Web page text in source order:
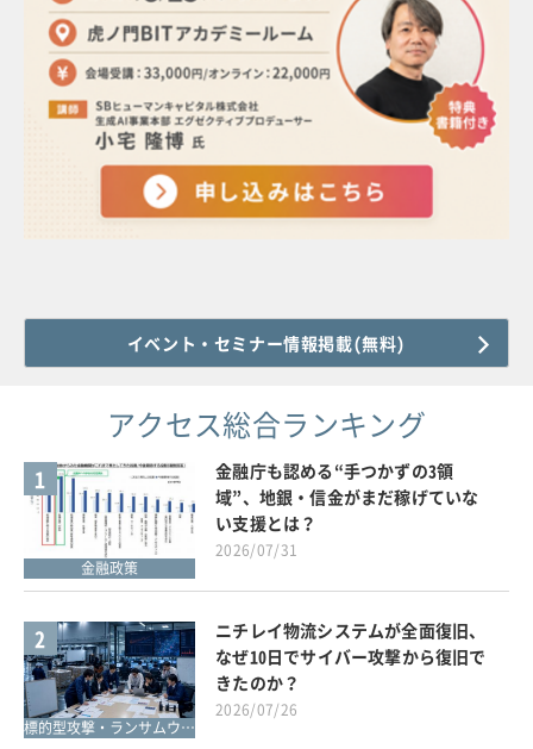
イベント・セミナー情報掲載(無料)
アクセス総合ランキング
1
金融政策
金融庁も認める“手つかずの3領
域”、地銀・信金がまだ稼げていな
い支援とは？
2026/07/31
2
標的型攻撃・ランサムウェア対策
ニチレイ物流システムが全面復旧、
なぜ10日でサイバー攻撃から復旧で
きたのか？
2026/07/26